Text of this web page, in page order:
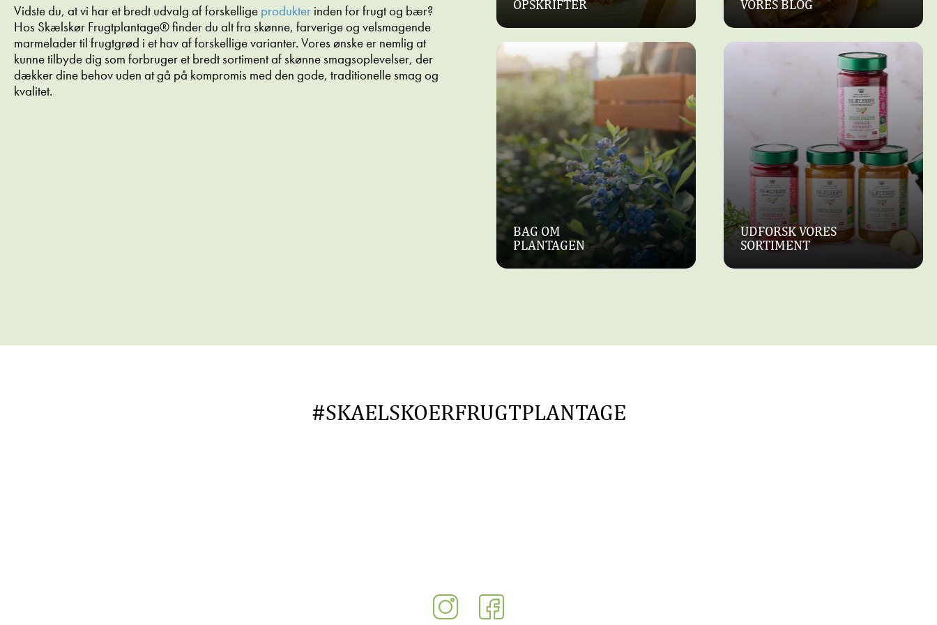
CHOKOLADE
Vidste du, at vi har et bredt udvalg af forskellige produkter inden for frugt og bær?
Hos Skælskør Frugtplantage® finder du alt fra skønne, farverige og velsmagende
marmelader til frugtgrød i et hav af forskellige varianter. Vores ønske er nemlig at
kunne tilbyde dig som forbruger et bredt sortiment af skønne smagsoplevelser, der
dækker dine behov uden at gå på kompromis med den gode, traditionelle smag og
kvalitet.
OPSKRIFTER
VORES BLOG
BAG OM
PLANTAGEN
UDFORSK VORES
SORTIMENT
#SKAELSKOERFRUGTPLANTAGE